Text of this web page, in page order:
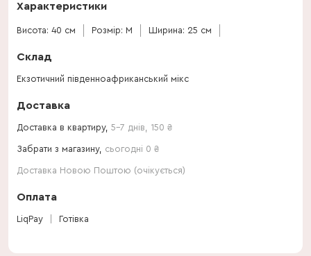
Характеристики
Висота: 40 см Розмір: M Ширина: 25 см
Склад
Екзотичний південноафриканський мікс
Доставка
Доставка в квартиру, 5-7 днів 150 ₴
Забрати з магазину, сьогодні 0 ₴
Доставка Новою Поштою (очікується)
Оплата
LiqPay Готівка